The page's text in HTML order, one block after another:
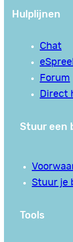
Hulplijnen
Chat
Forum
Direct
Stuur een
Stuur je
Tools